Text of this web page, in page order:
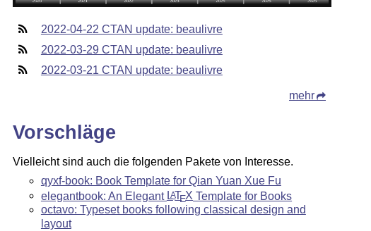
2022-04-22 CTAN update: beaulivre
2022-03-29 CTAN update: beaulivre
2022-03-21 CTAN update: beaulivre
mehr
Vorschläge
Vielleicht sind auch die folgenden Pakete von Interesse.
qyxf-book: Book Template for Qian Yuan Xue Fu
elegantbook: An Elegant LATEX Template for Books
octavo: Typeset books following classical design and
layout